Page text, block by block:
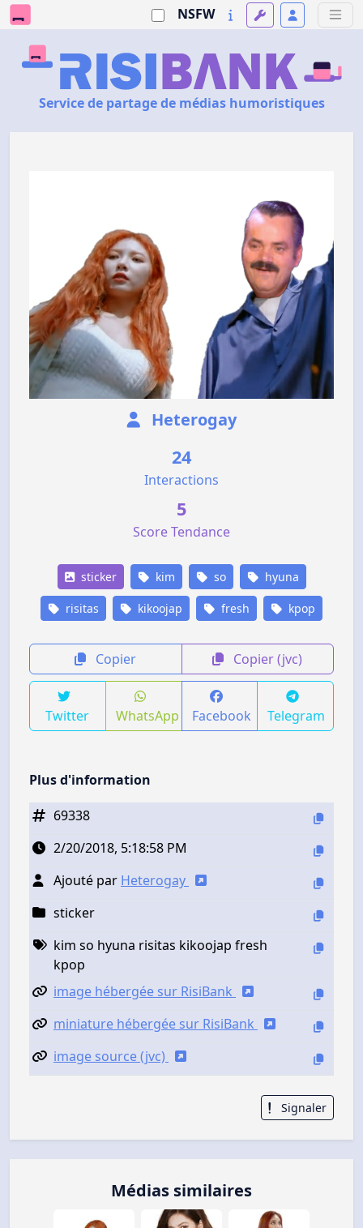
NSFW
Service de partage de médias humoristiques
Heterogay
24
Interactions
5
Score Tendance
sticker kim so hyuna
risitas kikoojap fresh kpop
Copier Copier (jvc)
Twitter WhatsApp Facebook Telegram
Plus d'information
69338
2/20/2018, 5:18:58 PM
Ajouté par Heterogay
sticker
kim so hyuna risitas kikoojap fresh
kpop
image hébergée sur RisiBank
miniature hébergée sur RisiBank
image source (jvc)
Signaler
Médias similaires